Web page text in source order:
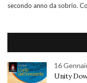
secondo anno da sobrio.
16
Unity